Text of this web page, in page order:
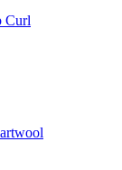
Curl